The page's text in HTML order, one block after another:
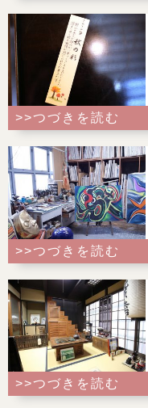
>>つづきを読む
>>つづきを読む
>>つづきを読む